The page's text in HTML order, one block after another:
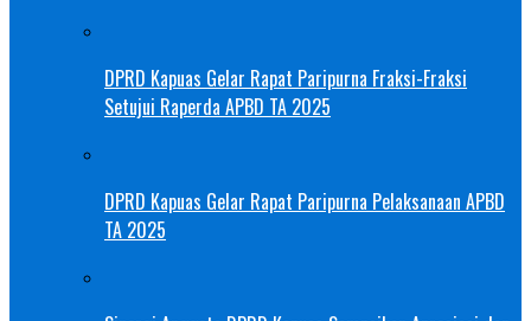
DPRD Kapuas Gelar Rapat Paripurna Fraksi-Fraksi
Setujui Raperda APBD TA 2025
DPRD Kapuas Gelar Rapat Paripurna Pelaksanaan APBD
TA 2025